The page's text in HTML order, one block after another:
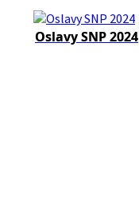
Oslavy SNP 2024